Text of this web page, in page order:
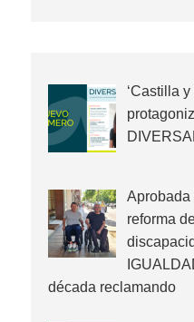
‘Castilla
Aprobada
reforma
década reclamando